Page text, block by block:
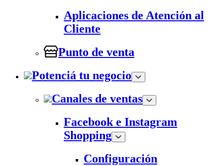
Aplicaciones de Atención al
Cliente
Punto de venta
Potenciá tu negocio
Canales de ventas
Facebook e Instagram
Shopping
Configuración